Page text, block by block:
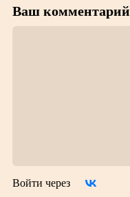
Ваш комментарий
Войти через